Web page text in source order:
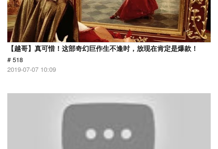
【越哥】真可惜！这部奇幻巨作生不逢时，放现在肯定是爆款！
# 518
2019-07-07 10:09